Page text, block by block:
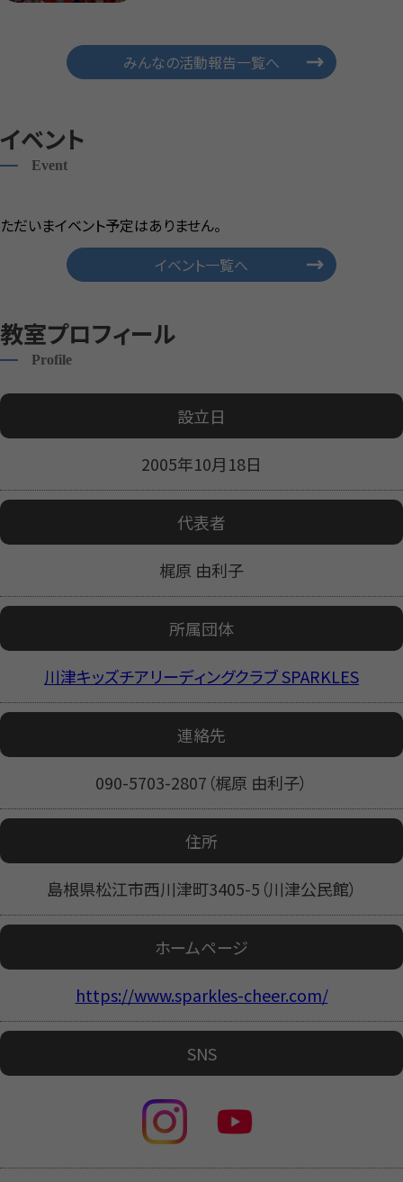
みんなの活動報告一覧へ
イベント
Event
ただいまイベント予定はありません。
イベント一覧へ
教室プロフィール
Profile
設立日
2005年10月18日
代表者
梶原 由利子
所属団体
川津キッズチアリーディングクラブ SPARKLES
連絡先
090-5703-2807（梶原 由利子）
住所
島根県松江市西川津町3405-5（川津公民館）
ホームページ
https://www.sparkles-cheer.com/
SNS